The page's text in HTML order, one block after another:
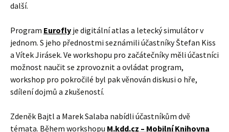
další.
Program Eurofly je digitální atlas a letecký simulátor v
jednom. S jeho přednostmi seznámili účastníky Štefan Kiss
a Vítek Jirásek. Ve workshopu pro začátečníky měli účastníci
možnost naučit se zprovoznit a ovládat program,
workshop pro pokročilé byl pak věnován diskusi o hře,
sdílení dojmů a zkušeností.
Zdeněk Bajtl a Marek Salaba nabídli účastníkům dvě
témata. Během workshopu M.kdd.cz – Mobilní Knihovna